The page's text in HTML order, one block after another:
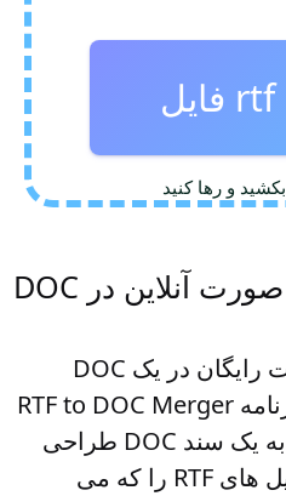
فایل های RTF را به صورت آنلاین در DOC
فایل های RTF را به صورت رایگان در یک DOC
ترکیب کنید. این برنامه برنامه RTF to DOC Merger
برای پیوستن چندین RTF به یک سند DOC طراحی
شده است. به سادگی فایل های RTF را که می